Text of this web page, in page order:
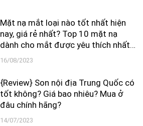
Mặt nạ mắt loại nào tốt nhất hiện
nay, giá rẻ nhất? Top 10 mặt nạ
dành cho mắt được yêu thích nhất
2026
16/08/2023
{Review} Son nội địa Trung Quốc có
tốt không? Giá bao nhiêu? Mua ở
đâu chính hãng?
14/07/2023